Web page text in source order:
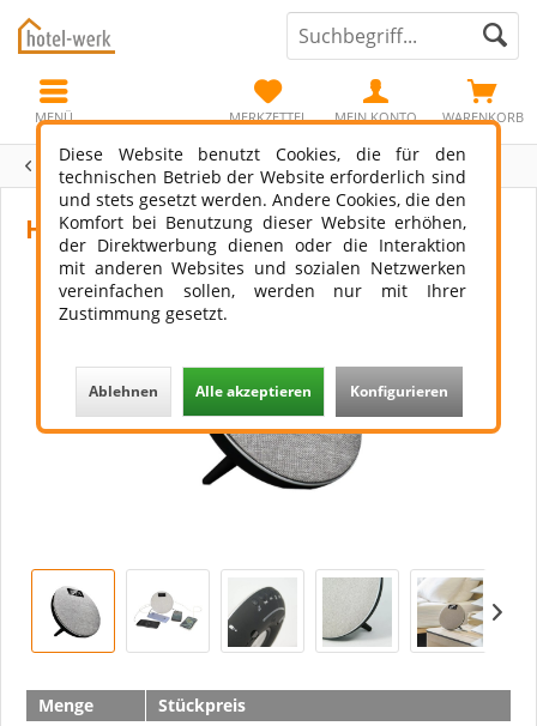
WARENKORB
MERKZETTEL MEIN KONTO
MENÜ
Übersicht Zimmer-Accessoires
Hotelwecker JVD Wuze Bluetooth
Menge
Stückpreis
Diese Website benutzt Cookies, die für den
technischen Betrieb der Website erforderlich sind
und stets gesetzt werden. Andere Cookies, die den
Komfort bei Benutzung dieser Website erhöhen,
der Direktwerbung dienen oder die Interaktion
mit anderen Websites und sozialen Netzwerken
vereinfachen sollen, werden nur mit Ihrer
Zustimmung gesetzt.
Ablehnen Alle akzeptieren Konfigurieren